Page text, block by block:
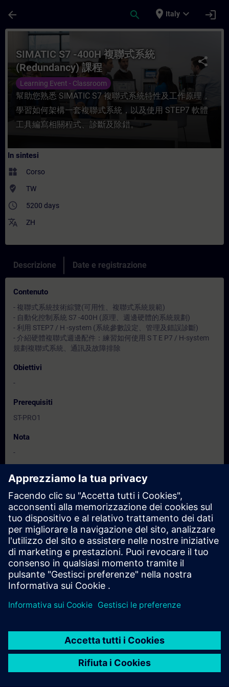
arrow_back search place Italy expand_more login
explore
Corso - SIMATIC S7 -400H 複聯式系統
share
SIMATIC S7 -400H 複聯式系統
(Redundancy) 課程
Learning Event - Classroom
幫助您熟悉 SIMATIC S7 複聯式系統特性及工作原理，
學習如何架構一套複聯式系統，以及使用 STEP7 軟體
工具編寫相關程式、診斷及除錯。
In sintesi
widgets Corso
where_to_vote TW
access_time 5200 days
translate ZH
Descrizione Date e registrazione
Contenuto
- 複聯式系統技術綜覽(可用性、複聯式系統規範)
- 自動化控制系統 S7 -400H (原理、週邊硬體的系統規劃)
- 利用 STEP7 / H -system (系統參數設定、管理及錯誤診斷)
- 介紹硬體複聯式週邊配件：練習如何使用 S T E P7 / H-system
規劃複聯式系統、通訊及故障排除
Obiettivi
-
Prerequisiti
ST-PRO1
Nota
-
Gruppo target
程式設計人員、調機 / 試俥工程人員
Date e registrazione
Attualmente non ci sono eventi disponibili
Inseritevi nell'elenco dei richiedenti e riceverete una notifica non
appena saranno disponibili nuove date.
Attivare il servizio di notifica